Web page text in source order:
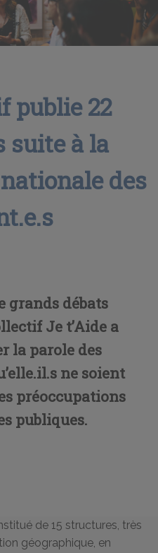
publie 22
suite à la
des
grands débats
Je t’Aide a
la parole des
ne soient
préoccupations
publiques.
de 15 structures, très
géographique, en